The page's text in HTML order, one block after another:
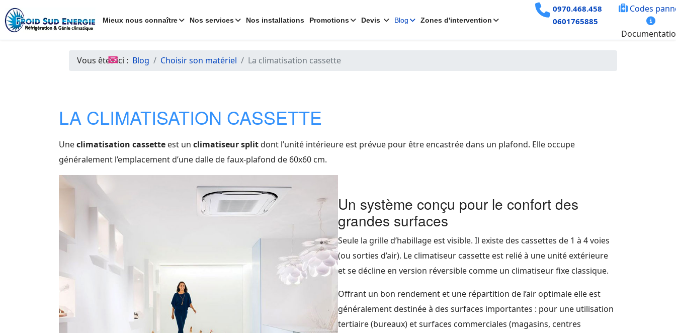
Mieux nous connaître Nos services Nos installations Promotions Devis Blog Zones d'intervention
✉
0970.468.458
0601765885
Codes
Vous êtes ici : Blog Choisir son matériel La climatisation cassette
LA CLIMATISATION CASSETTE
Uneclimatisation cassette est un climatiseur splitdont l’unité intérieure est prévue pour être encastrée dans un plafond. Elle occupe
généralement l’emplacement d’une dalle de faux-plafond de 60x60 cm.
Un système conçu pour le confort des
grandes surfaces
Seule la grille d’habillage est visible. Il existe des cassettes de 1 à 4 voies
(ou sorties d’air). Le climatiseur cassette est relié à une unité extérieure
et se décline en version réversible comme un climatiseur fixe classique.
Offrant un bon rendement et une répartition de l’air optimale elle est
généralement destinée à des surfaces importantes : pour une utilisation
tertiaire (bureaux) et surfaces commerciales (magasins, centres